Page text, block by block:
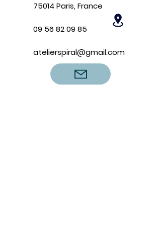
75014 Paris, France
09 56 82 09 85
atelierspiral@gmail.com